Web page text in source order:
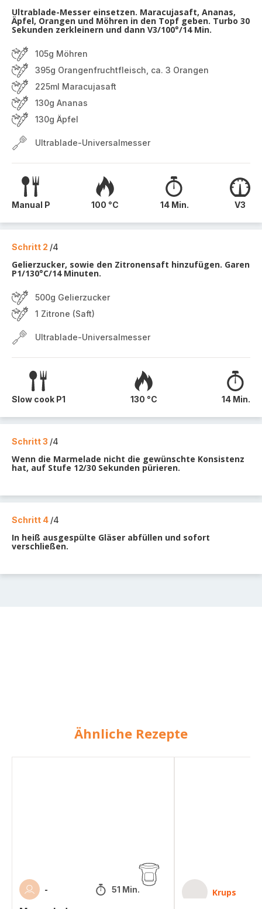
Ultrablade-Messer einsetzen. Maracujasaft, Ananas,
Äpfel, Orangen und Möhren in den Topf geben. Turbo 30
Sekunden zerkleinern und dann V3/100°/14 Min.
105g Möhren
395g Orangenfruchtfleisch, ca. 3 Orangen
225ml Maracujasaft
130g Ananas
130g Äpfel
Ultrablade-Universalmesser
Manual P 100 °C 14 Min. V3
Schritt 2 /4
Gelierzucker, sowie den Zitronensaft hinzufügen. Garen
P1/130°C/14 Minuten.
500g Gelierzucker
1 Zitrone (Saft)
Ultrablade-Universalmesser
Slow cook P1 130 °C 14 Min.
Schritt 3 /4
Wenn die Marmelade nicht die gewünschte Konsistenz
hat, auf Stufe 12/30 Sekunden pürieren.
Schritt 4 /4
In heiß ausgespülte Gläser abfüllen und sofort
verschließen.
Ähnliche Rezepte
- 51 Min. Krups